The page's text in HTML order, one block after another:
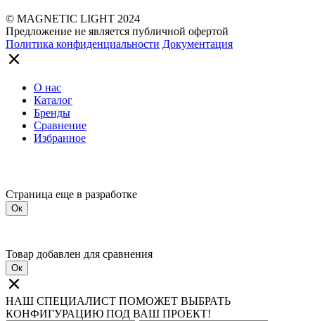
© MAGNETIC LIGHT 2024
Предложение не является публичной офертой
Политика конфиденциальности Документация
О нас
Каталог
Бренды
Сравнение
Избранное
Страница еще в разработке
Ок
Товар добавлен для сравнения
Ок
НАШ СПЕЦИАЛИСТ ПОМОЖЕТ ВЫБРАТЬ
КОНФИГУРАЦИЮ ПОД ВАШ ПРОЕКТ!